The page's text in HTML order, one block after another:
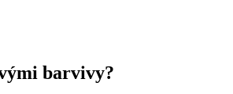
barvivy?